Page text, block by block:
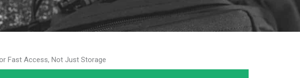
Fast Access, Not Just Storage